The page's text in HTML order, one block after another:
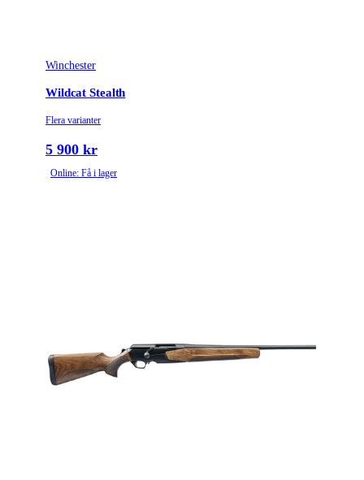
Winchester
Wildcat Stealth
Flera varianter
5 900 kr
Online: Få i lager